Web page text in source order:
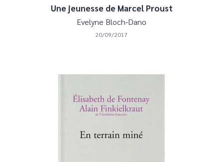
Une jeunesse de Marcel Proust
Evelyne Bloch-Dano
20/09/2017